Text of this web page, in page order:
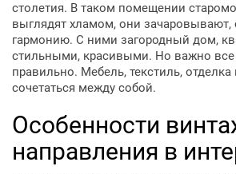
столетия. В таком помещении
выглядят хламом, они зачаровывают,
гармонию. С ними загородный дом,
стильными, красивыми. Но важно все
правильно. Мебель, текстиль,
сочетаться между собой.
Особенности
направления в